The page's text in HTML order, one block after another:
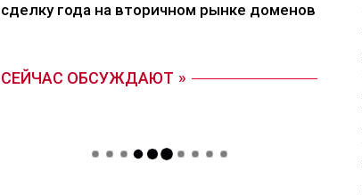
сделку года на вторичном рынке доменов
СЕЙЧАС ОБСУЖДАЮТ